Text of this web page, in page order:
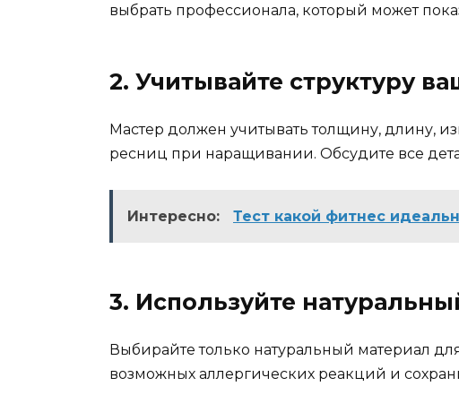
выбрать профессионала, который может
2. Учитывайте структуру
Мастер должен учитывать толщину, длину,
ресниц при наращивании. Обсудите все
Интересно: Тест какой фитнес
3. Используйте
Выбирайте только натуральный материал
возможных аллергических реакций и